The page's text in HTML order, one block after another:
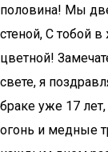
половина! Мы
стеной, С тобой
цветной!
свете, я
браке уже 17
огонь и медные